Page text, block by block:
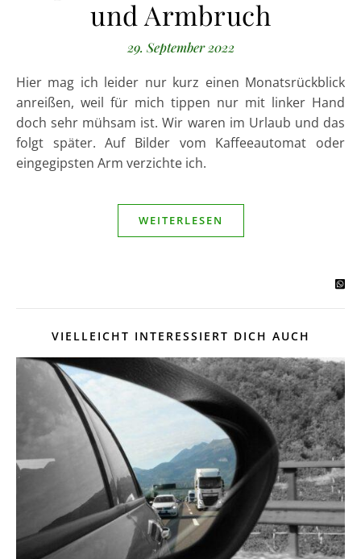
und Armbruch
29. September 2022
Hier mag ich leider nur kurz einen Monatsrückblick
anreißen, weil für mich tippen nur mit linker Hand
doch sehr mühsam ist. Wir waren im Urlaub und das
folgt später. Auf Bilder vom Kaffeeautomat oder
eingegipsten Arm verzichte ich.
WEITERLESEN
VIELLEICHT INTERESSIERT DICH AUCH